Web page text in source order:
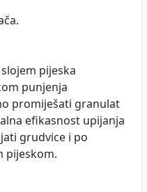
pijeska
punjenja
promiješati granulat
efikasnost upijanja
grudvice i po
pijeskom.